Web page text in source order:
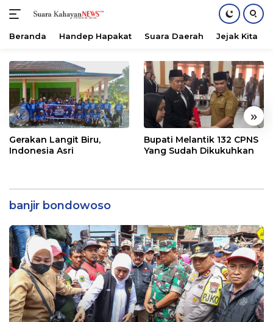
konten
Beranda Handep Hapakat Suara Daerah Jejak Kita
« »
Gerakan Langit Biru,
Indonesia Asri
Bupati Melantik 132 CPNS
Yang Sudah Dikukuhkan
banjir bondowoso